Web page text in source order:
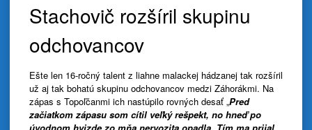
Stachovič rozšíril skupinu
odchovancov
Ešte len 16-ročný talent z liahne malackej hádzanej tak rozšíril
už aj tak bohatú skupinu odchovancov medzi Záhorákmi. Na
zápas s Topoľčanmi ich nastúpilo rovných desať „Pred
začiatkom zápasu som cítil veľký rešpekt, no hneď po